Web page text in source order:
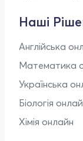
Наші
Англійська
Математика
Українська
Біологія
Хімія онлайн